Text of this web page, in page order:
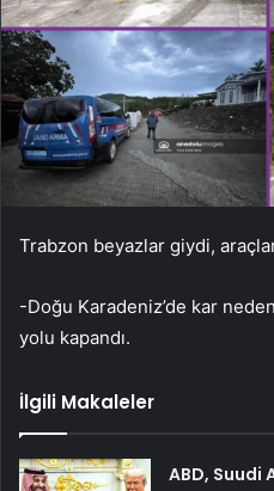
Trabzon beyazlar giydi,
-Doğu Karadeniz’de kar
yolu kapandı.
İlgili Makaleler
ABD, Suudi